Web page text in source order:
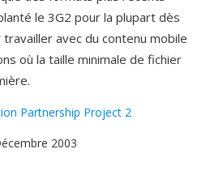
le 3G2 pour la plupart dès
avec du contenu mobile
où la taille minimale de fichier
Partnership Project 2
2003